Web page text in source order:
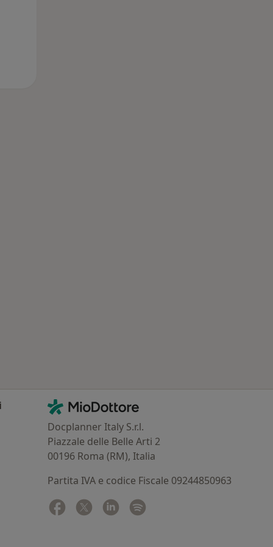
Contatti
MioDottore - Homepage
Docplanner Italy S.r.l.
Piazzale delle Belle Arti 2
00196 Roma (RM), Italia
Partita IVA e codice Fiscale 09244850963
Facebook
si apre in una nuova scheda
Twitter
si apre in una nuova scheda
Linkedin
si apre in una nuova scheda